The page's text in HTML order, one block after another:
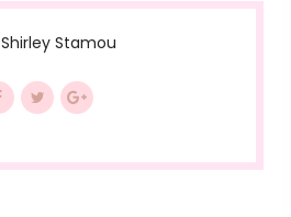
Shirley Stamou